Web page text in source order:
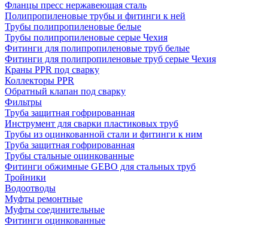
Фланцы пресс нержавеющая сталь
Полипропиленовые трубы и фитинги к ней
Трубы полипропиленовые белые
Трубы полипропиленовые серые Чехия
Фитинги для полипропиленовые труб белые
Фитинги для полипропиленовые труб серые Чехия
Краны PPR под сварку
Коллекторы PPR
Обратный клапан под сварку
Фильтры
Труба защитная гофрированная
Инструмент для сварки пластиковых труб
Трубы из оцинкованной стали и фитинги к ним
Труба защитная гофрированная
Трубы стальные оцинкованные
Фитинги обжимные GEBO для стальных труб
Тройники
Водоотводы
Муфты ремонтные
Муфты соединительные
Фитинги оцинкованные